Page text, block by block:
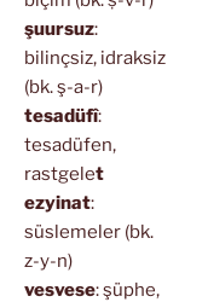
şuursuz:
bilinçsiz, idraksiz
(bk. ş-a-r)
tesadüfî:
tesadüfen,
rastgelet
ezyinat:
süslemeler (bk.
z-y-n)
vesvese: şüphe,